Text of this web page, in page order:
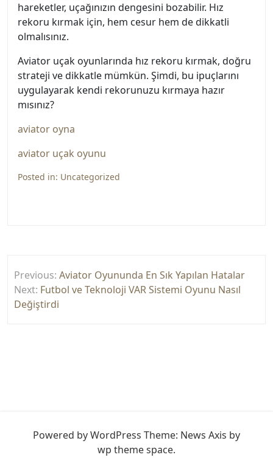
hareketler, uçağınızın dengesini bozabilir. Hız
rekoru kırmak için, hem cesur hem de dikkatli
olmalısınız.
Aviator uçak oyunlarında hız rekoru kırmak, doğru
strateji ve dikkatle mümkün. Şimdi, bu ipuçlarını
uygulayarak kendi rekorunuzu kırmaya hazır
mısınız?
aviator oyna
aviator uçak oyunu
Posted in: Uncategorized
gezinmesi
Previous: Aviator Oyununda En Sık Yapılan Hatalar
Next: Futbol ve Teknoloji VAR Sistemi Oyunu Nasıl
Değiştirdi
Powered by WordPress Theme: News Axis by
wp theme space.